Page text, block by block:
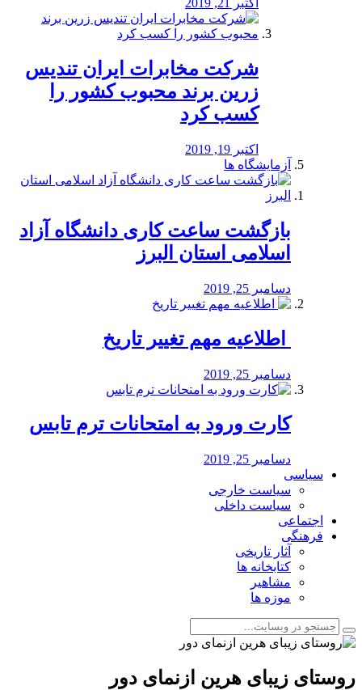
اکتبر 21, 2019
شرکت مخابرات ایران تندیس
زرین برند محبوب کشور را
کسب کرد
اکتبر 19, 2019
آزمایشگاه ها
بازگشت ساعت کاری دانشگاه آزاد
اسلامی استان البرز
دسامبر 25, 2019
️ اطلاعیه مهم تغییر تاریخ
دسامبر 25, 2019
کارت ورود به امتحانات ترم تابس
دسامبر 25, 2019
سیاسی
سیاست خارجی
سیاست داخلی
اجتماعی
فرهنگی
آثار تاریخی
کتابخانه ها
مشاهیر
موزه ها
روستای زیبای هرین ازنمای دور